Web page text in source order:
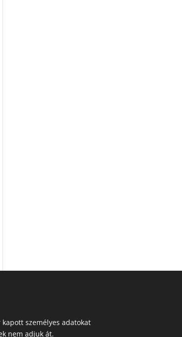
személyes adatokat
nem adjuk át.